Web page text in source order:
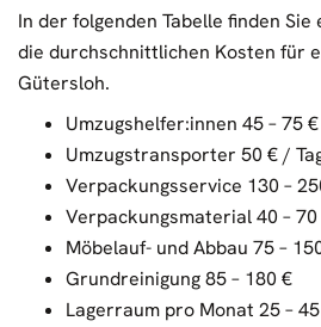
In der folgenden Tabelle finden
die durchschnittlichen Kosten für
Gütersloh.
Umzugshelfer:innen 45 – 75
Umzugstransporter 50 € /
Verpackungsservice 130 –
Verpackungsmaterial 40 –
Möbelauf- und Abbau 75 –
Grundreinigung 85 – 180 €
Lagerraum pro Monat 25 –